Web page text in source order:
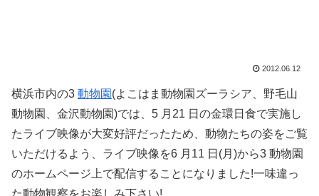
2012.06.12
横浜市内の3 動物園 (よこはま動物園ズーラシア、野毛山
動物園、金沢動物園)では、5 月21 日の金環日食で実施し
たライブ映像が大変好評だったため、動物たちの姿をご覧
いただけるよう、ライブ映像を6 月11 日(月)から3 動物園
のホームページ上で配信することになりました!一味違っ